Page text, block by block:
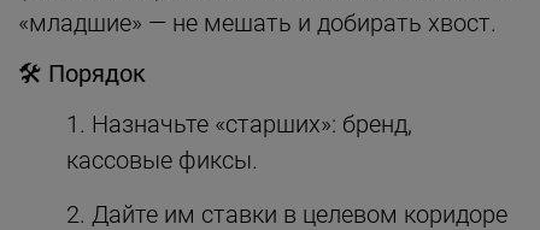
«младшие» — не мешать и добирать хвост.
🛠 Порядок
Назначьте «старших»: бренд,
кассовые фиксы.
Дайте им ставки в целевом коридоре